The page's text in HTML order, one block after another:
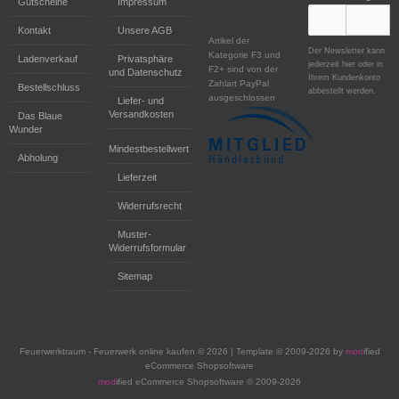
Kontakt
Ladenverkauf
Bestellschluss
Das Blaue
Wunder
Abholung
Unsere AGB
Privatsphäre
und Datenschutz
Liefer- und
Versandkosten
Mindestbestellwert
Lieferzeit
Widerrufsrecht
Muster-
Widerrufsformular
Sitemap
Artikel der
Kategorie F3 und
F2+ sind von der
Zahlart PayPal
ausgeschlossen
Der Newsletter kann
jederzeit hier oder in
Ihrem Kundenkonto
abbestellt werden.
Feuerwerktraum - Feuerwerk online kaufen © 2026 | Template © 2009-2026 by modified
eCommerce Shopsoftware
modified eCommerce Shopsoftware © 2009-2026